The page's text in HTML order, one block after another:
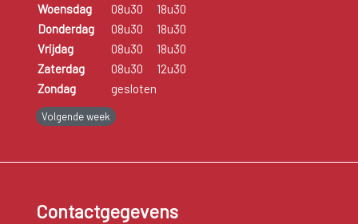
Woensdag
08u30
18u30
Donderdag
08u30
18u30
Vrijdag
08u30
18u30
Zaterdag
08u30
12u30
Zondag
gesloten
Volgende week
Contactgegevens